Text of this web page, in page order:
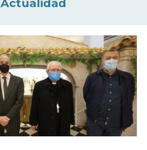
Actualidad